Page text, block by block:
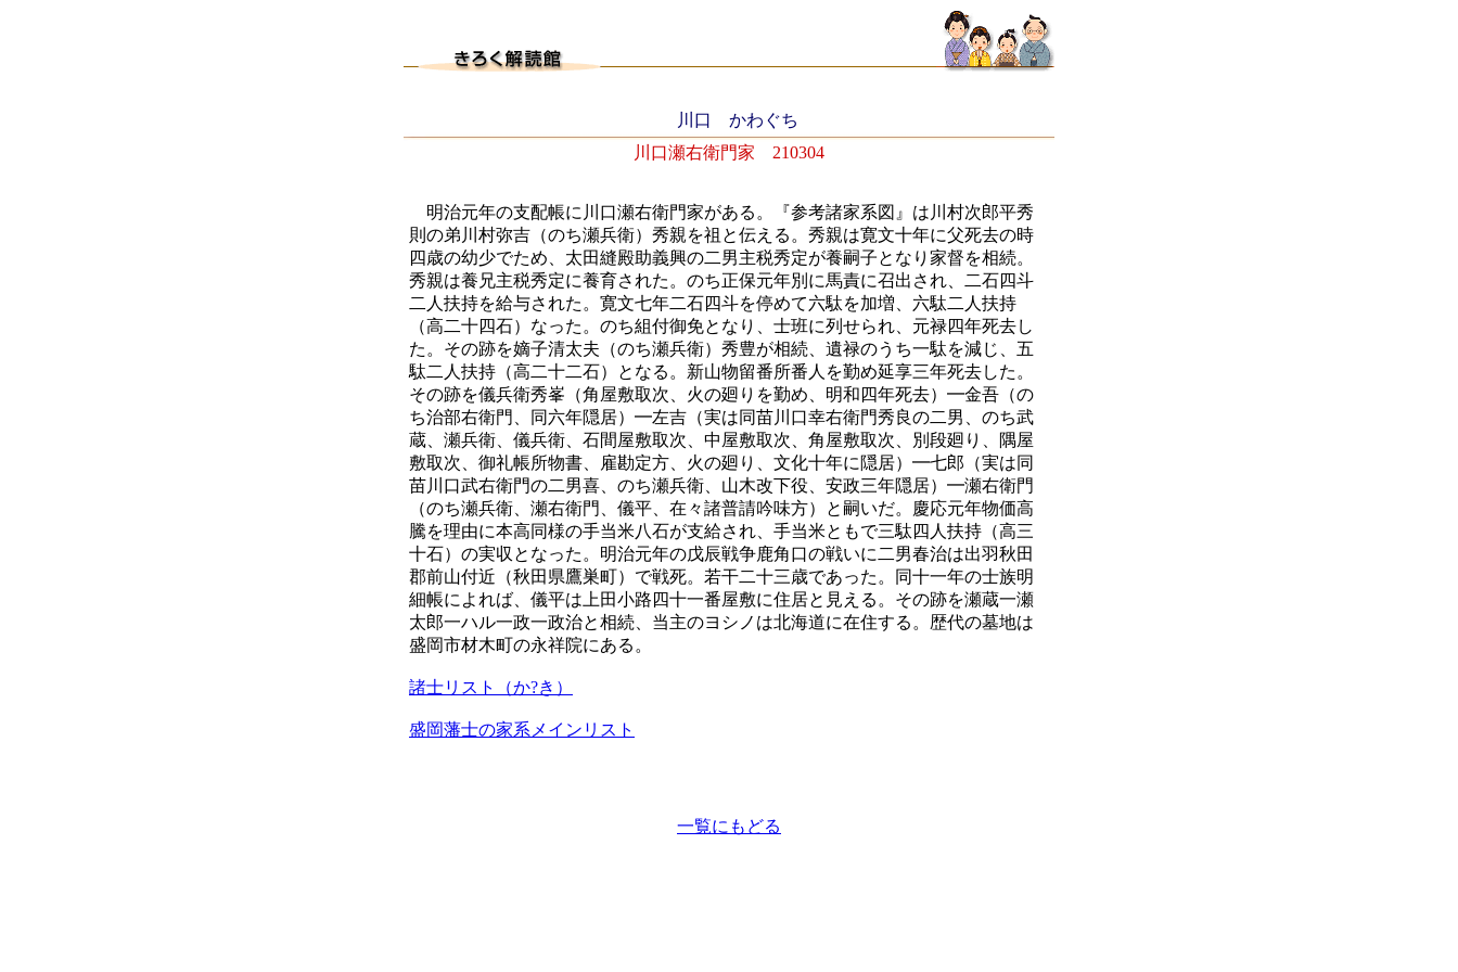
川口 かわぐち
川口瀬右衛門家 210304
明治元年の支配帳に川口瀬右衛門家がある。『参考諸家系図』は川村次郎平秀
則の弟川村弥吉（のち瀬兵衛）秀親を祖と伝える。秀親は寛文十年に父死去の時
四歳の幼少でため、太田縫殿助義興の二男主税秀定が養嗣子となり家督を相続。
秀親は養兄主税秀定に養育された。のち正保元年別に馬責に召出され、二石四斗
二人扶持を給与された。寛文七年二石四斗を停めて六駄を加増、六駄二人扶持
（高二十四石）なった。のち組付御免となり、士班に列せられ、元禄四年死去し
た。その跡を嫡子清太夫（のち瀬兵衛）秀豊が相続、遺禄のうち一駄を減じ、五
駄二人扶持（高二十二石）となる。新山物留番所番人を勤め延享三年死去した。
その跡を儀兵衛秀峯（角屋敷取次、火の廻りを勤め、明和四年死去）━金吾（の
ち治部右衛門、同六年隠居）━左吉（実は同苗川口幸右衛門秀良の二男、のち武
蔵、瀬兵衛、儀兵衛、石間屋敷取次、中屋敷取次、角屋敷取次、別段廻り、隅屋
敷取次、御礼帳所物書、雇勘定方、火の廻り、文化十年に隠居）━七郎（実は同
苗川口武右衛門の二男喜、のち瀬兵衛、山木改下役、安政三年隠居）━瀬右衛門
（のち瀬兵衛、瀬右衛門、儀平、在々諸普請吟味方）と嗣いだ。慶応元年物価高
騰を理由に本高同様の手当米八石が支給され、手当米ともで三駄四人扶持（高三
十石）の実収となった。明治元年の戊辰戦争鹿角口の戦いに二男春治は出羽秋田
郡前山付近（秋田県鷹巣町）で戦死。若干二十三歳であった。同十一年の士族明
細帳によれば、儀平は上田小路四十一番屋敷に住居と見える。その跡を瀬蔵一瀬
太郎一ハル一政一政治と相続、当主のヨシノは北海道に在住する。歴代の墓地は
盛岡市材木町の永祥院にある。
諸士リスト（か?き）
盛岡藩士の家系メインリスト
一覧にもどる